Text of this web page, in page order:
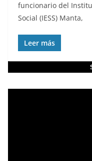
funcionario del
Social (IESS) Manta,
Leer más